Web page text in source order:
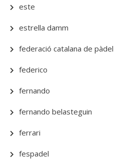
este
estrella damm
federació catalana de pàdel
federico
fernando
fernando belasteguin
ferrari
fespadel